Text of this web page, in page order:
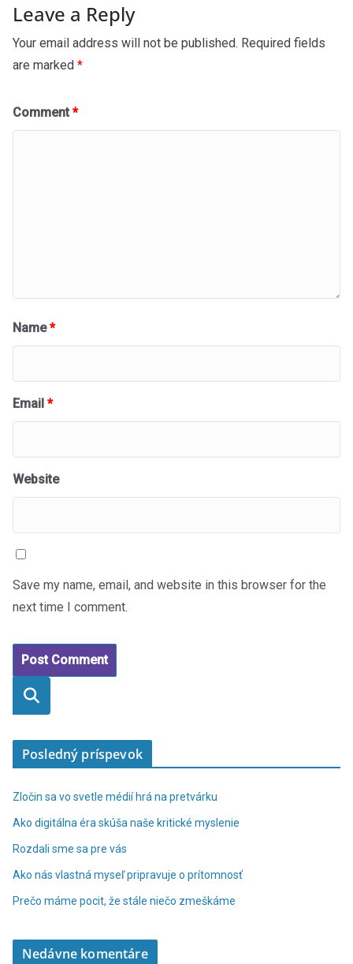
Leave a Reply
Your email address will not be published. Required fields
are marked *
Comment *
Name*
Email *
Website
Save my name, email, and website in this browser for the
next time I comment.
Vyhľadaťť
Posledný príspevok
Zločin sa vo svetle médií hrá na pretvárku
Ako digitálna éra skúša naše kritické myslenie
Rozdali sme sa pre vás
Ako nás vlastná myseľ pripravuje o prítomnosť
Prečo máme pocit, že stále niečo zmeškáme
Nedávne komentáre